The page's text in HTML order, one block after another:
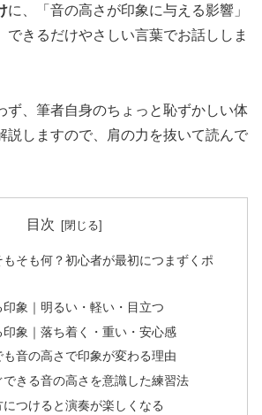
に、「音の高さが印象に与える影響」
できるだけやさしい言葉でお話ししま
ず、筆者自身のちょっと恥ずかしい体
説しますので、肩の力を抜いて読んで
目次
そも何？初心者が最初につまずくポ
象｜明るい・軽い・目立つ
象｜落ち着く・重い・安心感
音の高さで印象が変わる理由
きる音の高さを意識した練習法
つけると演奏が楽しくなる